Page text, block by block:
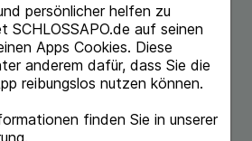
persönlicher helfen zu
SCHLOSSAPO.de auf seinen
Apps Cookies. Diese
anderem dafür, dass Sie die
reibungslos nutzen können.
finden Sie in unserer
.
jetzt mit E-Rezept-Scanner